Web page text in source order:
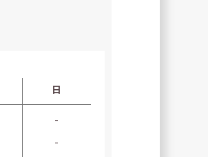
日
-
-